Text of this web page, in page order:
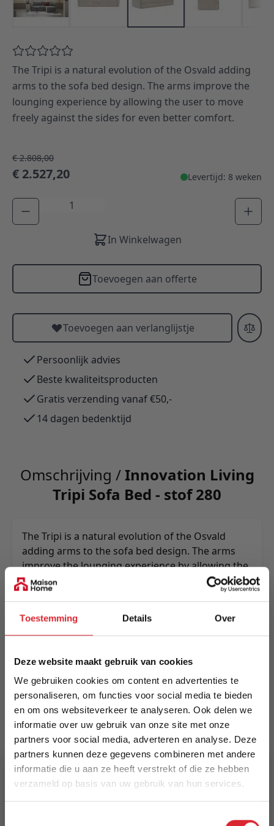
Toestemming Details Over
Deze website maakt gebruik van cookies
We gebruiken cookies om content en advertenties te
personaliseren, om functies voor social media te bieden
en om ons websiteverkeer te analyseren. Ook delen we
informatie over uw gebruik van onze site met onze
partners voor social media, adverteren en analyse. Deze
partners kunnen deze gegevens combineren met andere
informatie die u aan ze heeft verstrekt of die ze hebben
verzameld op basis van uw gebruik van hun services.
The Tripi is a natural evolution of the Osvald adding
arms to the sofa bed design. The arms improve the
lounging experience by allowing the user to move
freely against the sides for even better comfort.
€ 2.808,00
€ 2.527,20 Levertijd: 8 weken
Aantal
In Winkelwagen
Toevoegen aan offerte
Toevoegen aan verlanglijstje
Persoonlijk advies
Beste kwaliteitsproducten
Gratis verzending vanaf €50,-
14 dagen bedenktijd
Omschrijving /Innovation Living
Tripi Sofa Bed - stof 280
The Tripi is a natural evolution of the Osvald
adding arms to the sofa bed design. The arms
improve the lounging experience by allowing the
user to move freely against the sides for even
better comfort.
Meer informatie
Innovation Living
EAN
5700110949248
Prijs
€ 2.808,00